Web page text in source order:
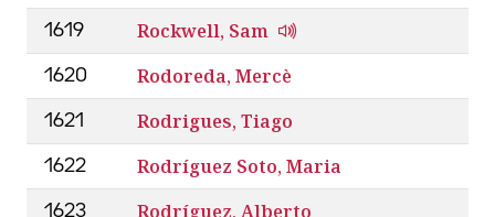
1619 Rockwell, Sam
1620 Rodoreda, Mercè
1621 Rodrigues, Tiago
1622 Rodríguez Soto, Maria
1623 Rodríguez, Alberto